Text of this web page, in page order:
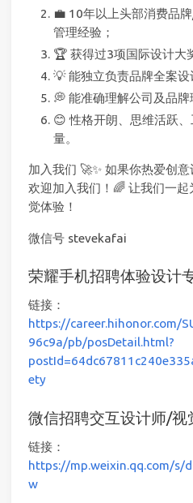
💼 10年以上头部消费品
管理经验；
🏆 获得过3项国际设计大
💡 能独立负责品牌全案设
💭 能准确理解公司及品牌
😊 性格开朗、思维活跃
量。
加入我们 🚀✨ 如果你热爱创
欢迎加入我们！🌈 让我们一
觉体验！
微信号 stevekafai
荣耀手机招聘体验设计
链接：
https://career.hihonor.com/
96c9a/pb/posDetail.html?
ety
微信招聘交互设计师/
链接：
https://mp.weixin.qq.com/s/
w